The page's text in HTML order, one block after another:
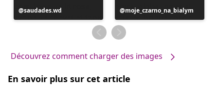
Publication
publiée
saudades.wd
Publication
publiée
par
moje_czarno_na_bialym
Découvrez comment charger des images
En savoir plus sur cet article